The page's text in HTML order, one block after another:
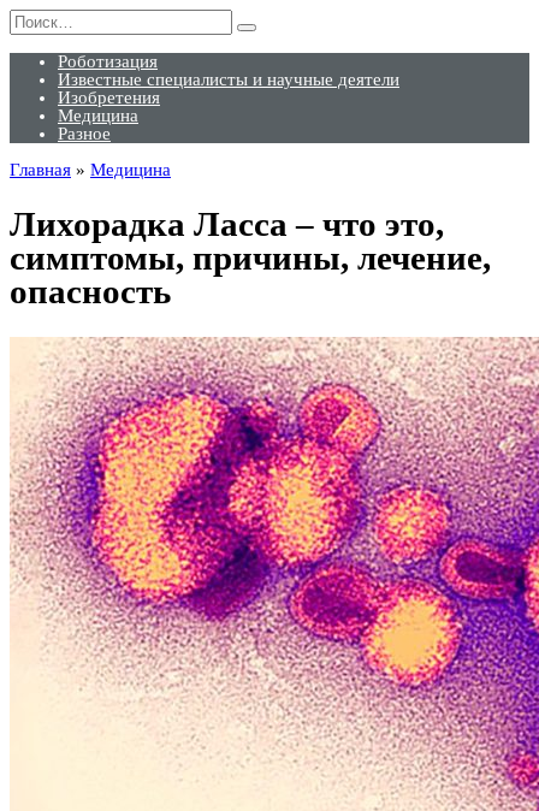
Перейти
к
содержанию
Search
for:
Роботизация
Известные специалисты и научные деятели
Изобретения
Медицина
Разное
Главная » Медицина
Лихорадка Ласса – что это,
симптомы, причины, лечение,
опасность